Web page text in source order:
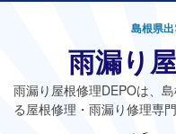
島根県
雨漏り
雨漏り屋根修理DEPOは、
る屋根修理・雨漏り修理専門